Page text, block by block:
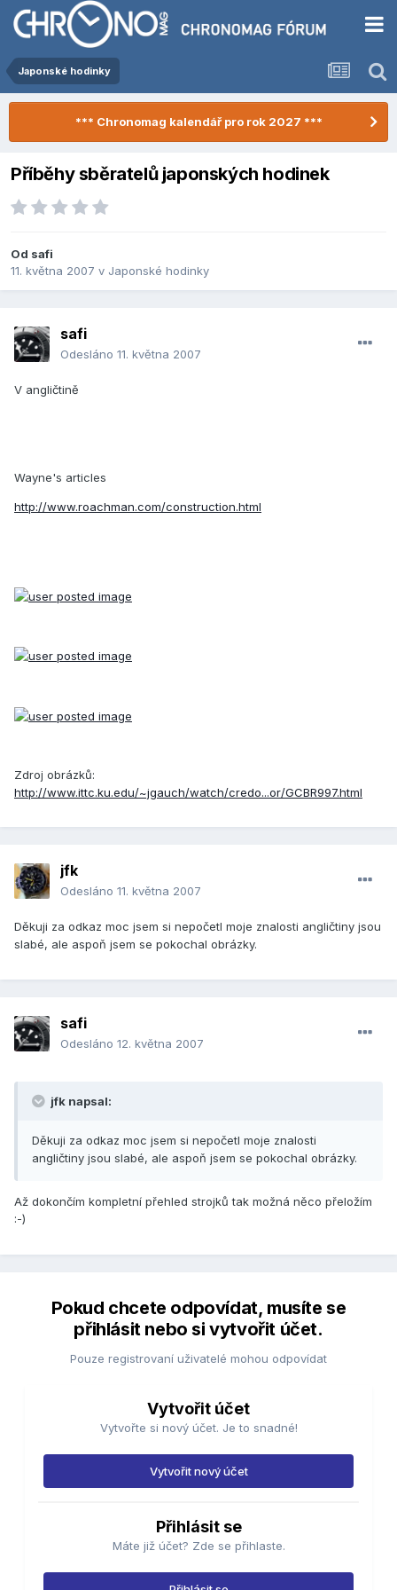
Japonské hodinky
*** Chronomag kalendář pro rok 2027 ***
Příběhy sběratelů japonských hodinek
Od safi
11. května 2007 v Japonské hodinky
safi
Odesláno 11. května 2007
V angličtině
Wayne's articles
http://www.roachman.com/construction.html
Zdroj obrázků:
http://www.ittc.ku.edu/~jgauch/watch/credo...or/GCBR997.html
jfk
Odesláno 11. května 2007
Děkuji za odkaz moc jsem si nepočetl moje znalosti angličtiny jsou
slabé, ale aspoň jsem se pokochal obrázky.
safi
Odesláno 12. května 2007
jfk napsal:
Děkuji za odkaz moc jsem si nepočetl moje znalosti
angličtiny jsou slabé, ale aspoň jsem se pokochal obrázky.
Až dokončím kompletní přehled strojků tak možná něco přeložím
:-)
Pokud chcete odpovídat, musíte se
přihlásit nebo si vytvořit účet.
Pouze registrovaní uživatelé mohou odpovídat
Vytvořit účet
Vytvořte si nový účet. Je to snadné!
Vytvořit nový účet
Přihlásit se
Máte již účet? Zde se přihlaste.